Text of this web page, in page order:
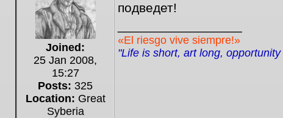
Joined:
25 Jan 2008,
15:27
Posts: 325
Location: Great
Syberia
подведет!
«El riesgo vive siempre!»
"Life is short, art long,